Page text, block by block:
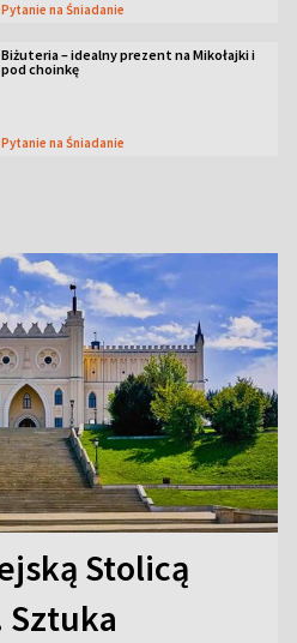
Pytanie na Śniadanie
Biżuteria – idealny prezent na Mikołajki i
pod choinkę
Pytanie na Śniadanie
Stolicą
Sztuka